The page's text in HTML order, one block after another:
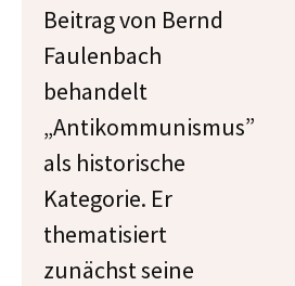
Beitrag von Bernd
Faulenbach
behandelt
„Antikommunismus”
als historische
Kategorie. Er
thematisiert
zunächst seine